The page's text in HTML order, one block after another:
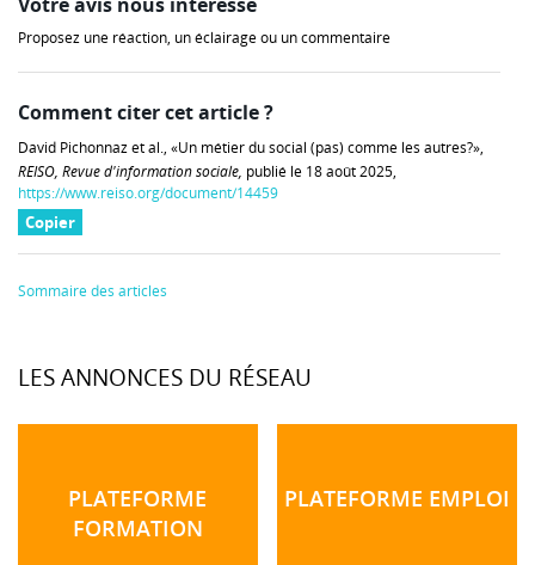
Proposez une réaction, un éclairage ou un commentaire
Comment citer cet article ?
David Pichonnaz et al., «Un métier du social (pas) comme les autres?»,
REISO, Revue d'information sociale, publié le 18 août 2025,
https://www.reiso.org/document/14459
Copier
Sommaire des articles
LES ANNONCES DU RÉSEAU
PLATEFORME
FORMATION
PLATEFORME EMPLOI